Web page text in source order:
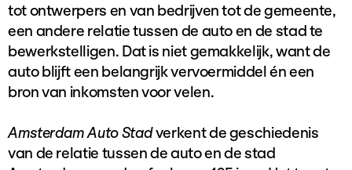
tot ontwerpers en van bedrijven tot de gemeente,
een andere relatie tussen de auto en de stad te
bewerkstelligen. Dat is niet gemakkelijk, want de
auto blijft een belangrijk vervoermiddel én een
bron van inkomsten voor velen.
Amsterdam Auto Stadverkent de geschiedenis
van de relatie tussen de auto en de stad